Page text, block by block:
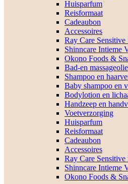
Huisparfum
Reisformaat
Cadeaubon
Accessoires
Ray Care Sensitive
Shinncare Intieme
Okono Foods &
Bad-en massageolie
Shampoo en
Baby shampoo en
Bodylotion en
Handzeep en
Voetverzorging
Huisparfum
Reisformaat
Cadeaubon
Accessoires
Ray Care Sensitive
Shinncare Intieme
Okono Foods &